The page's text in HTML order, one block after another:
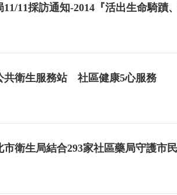
11採訪通知-2014『活出生命騎
共衛生服務站 社區健康5心服務
衛生局結合293家社區藥局守護市